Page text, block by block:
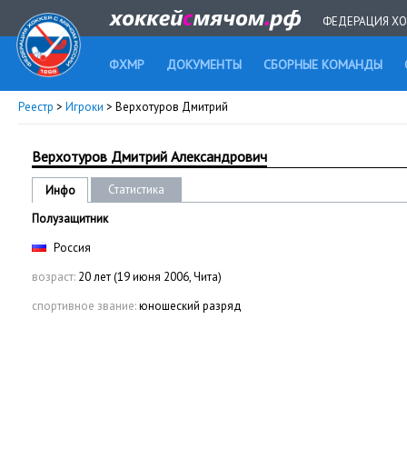
ФЕДЕРАЦИЯ
ФХМР ДОКУМЕНТЫ СБОРНЫЕ КОМАНДЫ
Реестр > Игроки > Верхотуров Дмитрий
Верхотуров Дмитрий Александрович
Инфо
Статистика
Полузащитник
Россия
возраст: 20 лет (19 июня 2006, Чита)
спортивное звание:юношеский разряд